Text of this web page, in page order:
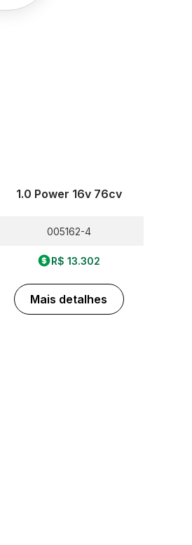
1.0 Power 16v 76cv
005162-4
R$ 13.302
Mais detalhes